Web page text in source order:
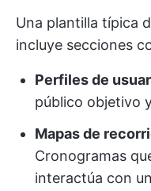
Una plantilla típica
incluye secciones
Perfiles de
público objetivo
Mapas de
Cronogramas
interactúa con